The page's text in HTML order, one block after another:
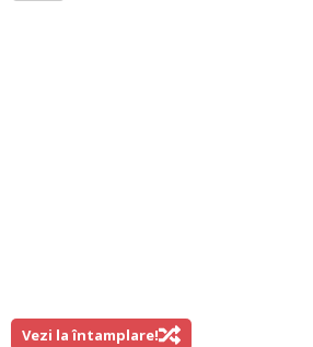
Vezi la întamplare!